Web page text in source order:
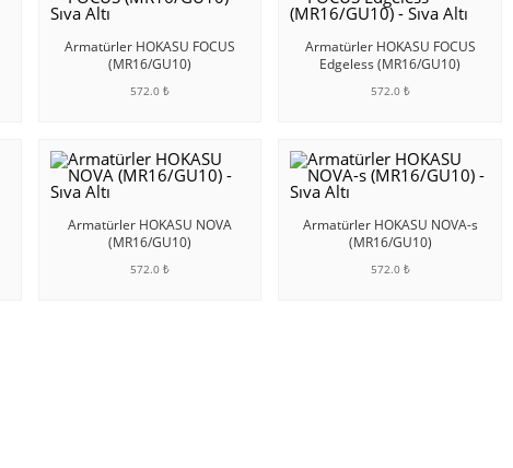
Armatürler HOKASU FOCUS
(MR16/GU10)
572.0 ₺
SEPETE EKLE
Armatürler HOKASU FOCUS
Edgeless (MR16/GU10)
572.0 ₺
SEPETE EKLE
Armatürler HOKASU NOVA
(MR16/GU10)
572.0 ₺
Armatürler HOKASU NOVA-s
(MR16/GU10)
572.0 ₺